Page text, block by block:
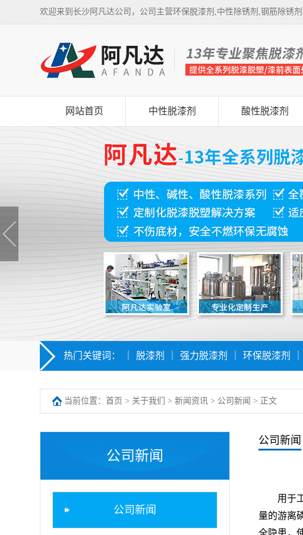
欢迎来到长沙阿凡达公司，公司主营环保脱漆剂,中性除锈剂,钢筋除锈
网站首页 中性脱漆剂 酸性脱漆剂
热门关键词： 脱漆剂 强力脱漆剂 环保脱漆剂
当前位置： 首页 > 关于我们 > 新闻资讯 > 公司新闻 > 正文
公司新闻
公司新闻
公司新闻
用于
量的游离
全隐患，